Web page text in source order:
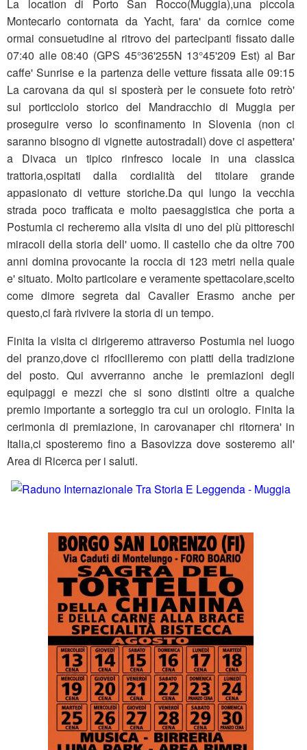
La location di Porto San Rocco(Muggia),una piccola
Montecarlo contornata da Yacht, fara' da cornice come
ormai consuetudine al ritrovo dei partecipanti fissato dalle
07:40 alle 08:40 (GPS 45°36'255N 13°45'209 Est) al Bar
caffe' Sunrise e la partenza delle vetture fissata alle 09:15
La carovana da qui si sposterà per le consuete foto retrò'
sul porticciolo storico del Mandracchio di Muggia per
proseguire verso lo sconfinamento in Slovenia (non ci
saranno bisogno di vignette autostradali) dove ci aspettera'
a Divaca un tipico rinfresco locale in una classica
trattoria,ospitati dalla cordialità del titolare grande
appasionato di vetture storiche.Da qui lungo la vecchia
strada poco trafficata e molto paesaggistica che porta a
Postumia ci recheremo alla visita di uno dei più pittoreschi
miracoli della storia dell' uomo. Il castello che da oltre 700
anni domina provocante la roccia di 123 metri nella quale
e' situato. Molto particolare e veramente spettacolare,scelto
come dimore segreta dal Cavalier Erasmo anche per
questo,ci farà rivivere la storia di un tempo.
Finita la visita ci dirigeremo attraverso Postumia nel luogo
del pranzo,dove ci rifocilleremo con piatti della tradizione
del posto. Qui avverranno anche le premiazioni degli
equipaggi e mezzi che si sono distinti oltre a qualche
premio importante a sorteggio tra cui un orologio. Finita la
cerimonia di premiazione, in carovanaper chi ritornera' in
Italia,ci sposteremo fino a Basovizza dove sosteremo all'
Area di Ricerca per i saluti.